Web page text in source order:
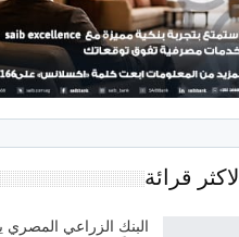
الاكثر قرائة
البنك الزراعي المصري